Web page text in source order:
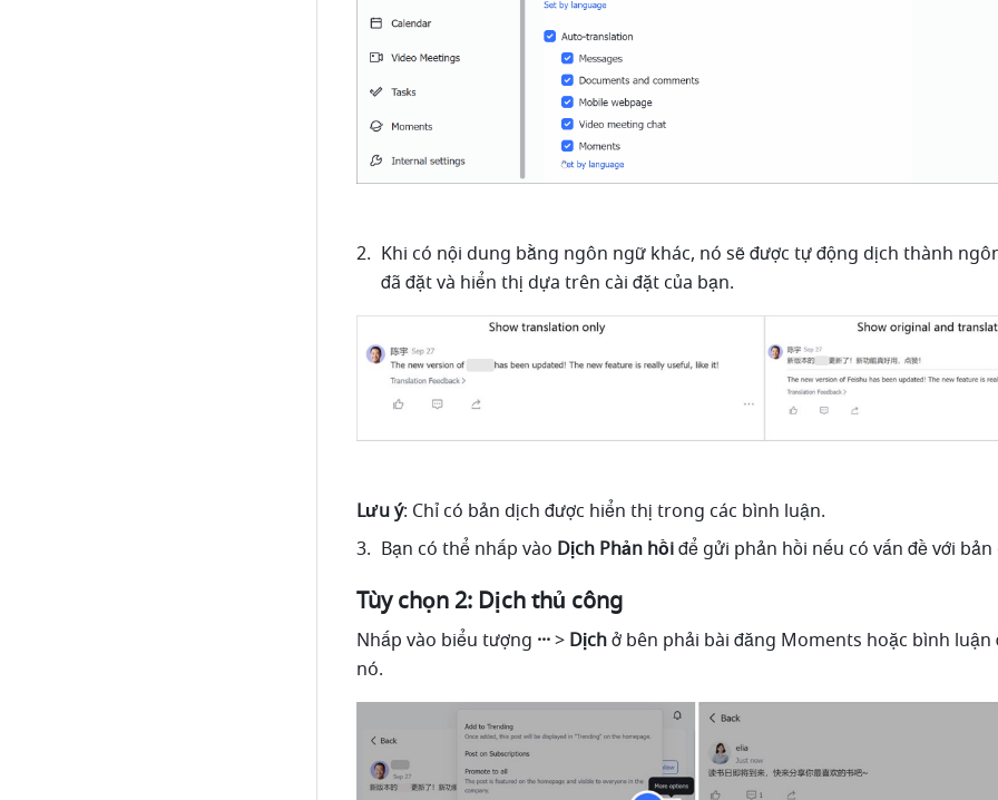
Khi có nội dung bằng ngôn ngữ khác, nó sẽ được tự động dịch thành
đã đặt và hiển thị dựa trên cài đặt của bạn.
Lưu ý: Chỉ có bản dịch được hiển thị trong các bình luận.
Bạn có thể nhấp vào Dịch Phản hồi để gửi phản hồi nếu có vấn đề với bản
Tùy chọn 2: Dịch thủ công
Nhấp vào biểu tượng ··· > Dịch ở bên phải bài đăng Moments hoặc bình luận
nó.